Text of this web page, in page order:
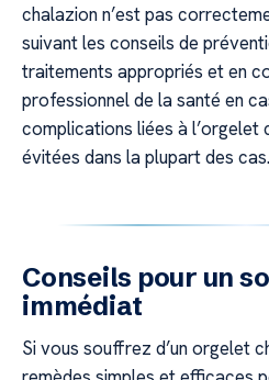
chalazion n’est pas
suivant les conseils de
traitements appropriés et en
professionnel de la santé en
complications liées à l’orgelet
évitées dans la plupart des cas.
Conseils pour un
immédiat
Si vous souffrez d’un orgelet